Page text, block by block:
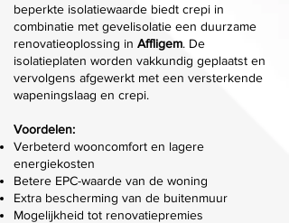
beperkte isolatiewaarde biedt crepi in
combinatie met gevelisolatie een duurzame
renovatieoplossing in Affligem. De
isolatieplaten worden vakkundig geplaatst en
vervolgens afgewerkt met een versterkende
wapeningslaag en crepi.
Voordelen:
Verbeterd wooncomfort en lagere
energiekosten
Betere EPC-waarde van de woning
Extra bescherming van de buitenmuur
Mogelijkheid tot renovatiepremies